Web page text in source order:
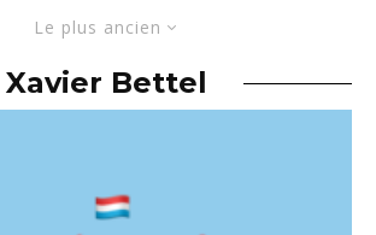
Le plus ancien
Xavier Bettel